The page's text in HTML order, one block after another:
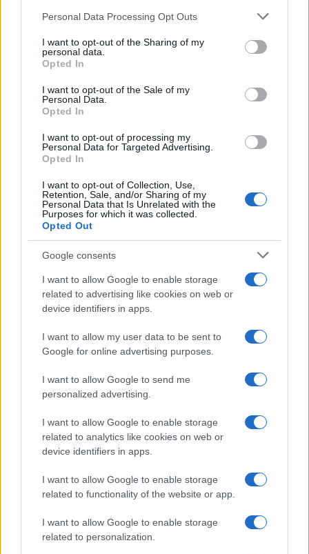
Please note that this website/app uses one or more Google
not limited to your visit or usage behaviour. You may click to
grant or deny consent to Google and its third-party tags to
use your data for below specified purposes in below Google
consent section.
Personal Data Processing Opt Outs
I want to opt-out of the Sharing of my
personal data.
Opted In
I want to opt-out of the Sale of my
Personal Data.
Opted In
I want to opt-out of processing my
Personal Data for Targeted Advertising.
Opted In
I want to opt-out of Collection, Use,
Retention, Sale, and/or Sharing of my
Personal Data that Is Unrelated with the
Purposes for which it was collected.
Opted Out
Google consents
I want to allow Google to enable storage
related to advertising like cookies on web or
device identifiers in apps.
I want to allow my user data to be sent to
Google for online advertising purposes.
I want to allow Google to send me
personalized advertising.
I want to allow Google to enable storage
related to analytics like cookies on web or
device identifiers in apps.
I want to allow Google to enable storage
related to functionality of the website or app.
I want to allow Google to enable storage
related to personalization.
Inviaci le tue segnalazioni,
i tuoi video e le tue foto
Su WhatsApp al numero +39
Notizie in tempo reale?
Entra nel canale telegram di
Ricevi le nostre ultime news
daGoogle News
Condividi l'articolo
a
b
o
o
k
w
te
r
n
re
st
h
s
A
p
p
S
h
re
Prossimo articolo
NOTIZIE RECENTI
Sangue, musica e solidarietà con Avis Olbia al
Delta Center